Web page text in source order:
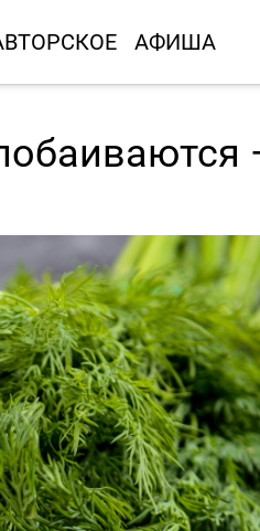
АФИША